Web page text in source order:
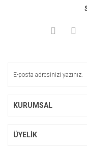
KURUMSAL
ÜYELİK